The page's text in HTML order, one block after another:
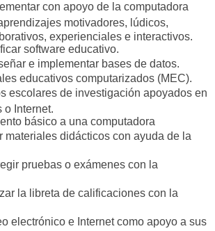
con apoyo de la computadora
motivadores, lúdicos,
experienciales e interactivos.
software educativo.
e implementar bases de datos.
educativos computarizados (MEC).
escolares de investigación apoyados en
o Internet.
básico a una computadora
materiales didácticos con ayuda de la
pruebas o exámenes con la
la libreta de calificaciones con la
electrónico e Internet como apoyo a sus